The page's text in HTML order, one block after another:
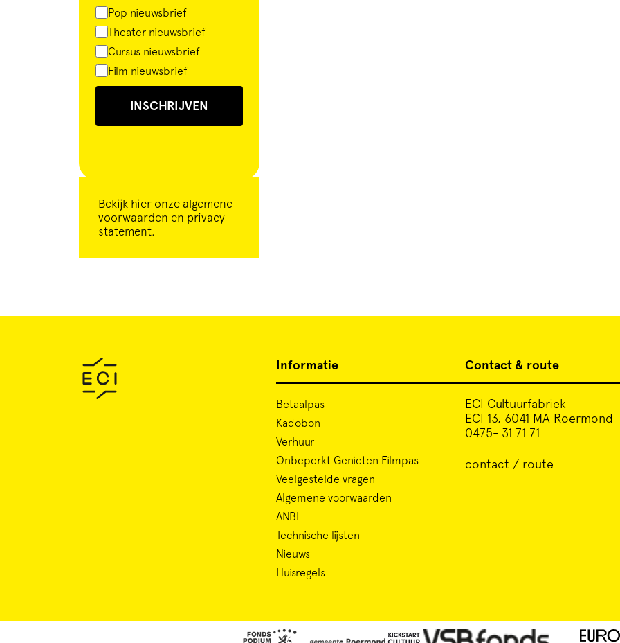
Pop nieuwsbrief
Theater nieuwsbrief
Cursus nieuwsbrief
Film nieuwsbrief
INSCHRIJVEN
Bekijk hier onze algemene
voorwaarden en privacy-
statement.
Informatie
Betaalpas
Kadobon
Verhuur
Onbeperkt Genieten Filmpas
Veelgestelde vragen
Algemene voorwaarden
ANBI
Technische lijsten
Nieuws
Huisregels
Contact & route
ECI Cultuurfabriek
ECI 13, 6041 MA Roermond
0475- 31 71 71
contact / route